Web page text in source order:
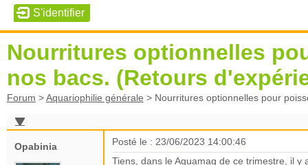
Nourritures optionnelles
nos bacs. (Retours
Forum >Aquariophilie générale > Nourritures optionnelles pour
Opabinia
Posté le : 23/06/2023 14:00:46
Tiens, dans le Aquamag de ce trimestre, il